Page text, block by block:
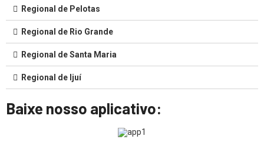
Regional de Pelotas
Regional de Rio Grande
Regional de Santa Maria
Regional de Ijuí
Baixe nosso aplicativo: